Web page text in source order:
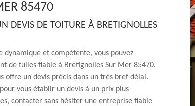
85470
DEVIS DE TOITURE À BRETIGNOLLES
et compétente, vous pouvez
de tuiles fiable à Bretignolles Sur Mer 85470.
offre un devis précis dans un très bref délai.
vous établir un devis à un prix plus
contacter sans hésiter une entreprise fiable